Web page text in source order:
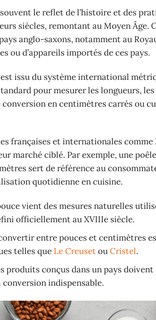
le reflet de l’histoire et des
siècles, remontant au Moyen Âge.
anglo-saxons, notamment au
ou d’appareils importés de ces pays.
issu du système international
pour mesurer les longueurs,
en centimètres carrés ou
françaises et internationales comme
marché ciblé. Par exemple, une
sert de référence au
quotidienne en cuisine.
vient des mesures naturelles
officiellement au XVIIIe siècle.
entre pouces et centimètres
telles que Le CreusetouCristel.
produits conçus dans un pays
indispensable.